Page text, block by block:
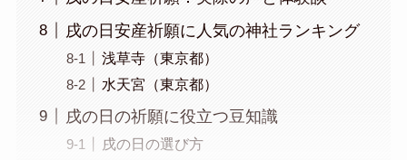
戌の日安産祈願に人気の神社ランキング
浅草寺（東京都）
水天宮（東京都）
戌の日の祈願に役立つ豆知識
戌の日の選び方